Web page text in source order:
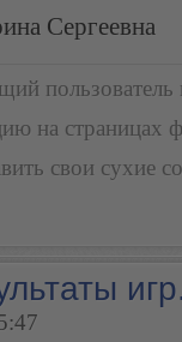
Сергеевна
пользователь
на страницах
свои сухие